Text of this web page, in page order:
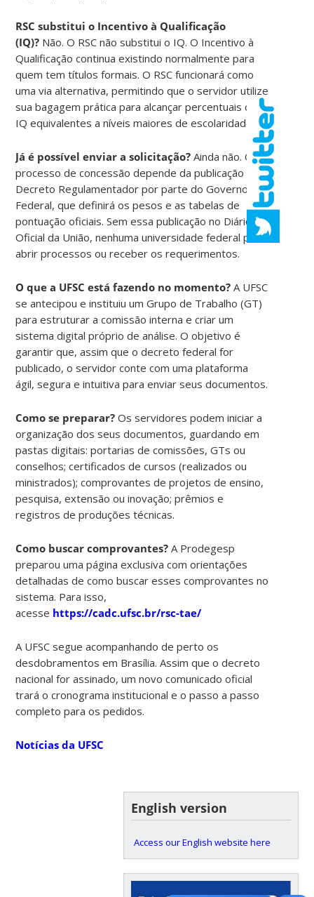
RSC substitui o Incentivo à Qualificação
(IQ)? Não. O RSC não substitui o IQ. O Incentivo à
Qualificação continua existindo normalmente para
quem tem títulos formais. O RSC funcionará como
uma via alternativa, permitindo que o servidor utilize
sua bagagem prática para alcançar percentuais de
IQ equivalentes a níveis maiores de escolaridade.
Já é possível enviar a solicitação? Ainda não. O
processo de concessão depende da publicação do
Decreto Regulamentador por parte do Governo
Federal, que definirá os pesos e as tabelas de
pontuação oficiais. Sem essa publicação no Diário
Oficial da União, nenhuma universidade federal pode
abrir processos ou receber os requerimentos.
O que a UFSC está fazendo no momento? A UFSC
se antecipou e instituiu um Grupo de Trabalho (GT)
para estruturar a comissão interna e criar um
sistema digital próprio de análise. O objetivo é
garantir que, assim que o decreto federal for
publicado, o servidor conte com uma plataforma
ágil, segura e intuitiva para enviar seus documentos.
Como se preparar? Os servidores podem iniciar a
organização dos seus documentos, guardando em
pastas digitais: portarias de comissões, GTs ou
conselhos; certificados de cursos (realizados ou
ministrados); comprovantes de projetos de ensino,
pesquisa, extensão ou inovação; prêmios e
registros de produções técnicas.
Como buscar comprovantes? A Prodegesp
preparou uma página exclusiva com orientações
detalhadas de como buscar esses comprovantes no
sistema. Para isso,
acesse https://cadc.ufsc.br/rsc-tae/
A UFSC segue acompanhando de perto os
desdobramentos em Brasília. Assim que o decreto
nacional for assinado, um novo comunicado oficial
trará o cronograma institucional e o passo a passo
completo para os pedidos.
Notícias da UFSC
English version
Access our English website here